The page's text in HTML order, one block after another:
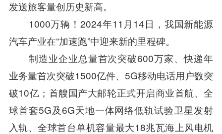
发送旅客量创历史新高。
1000万辆！2024年11月14日，我国新能源
汽车产业在“加速跑”中迎来新的里程碑。
制造业企业总量首次突破600万家、快递年
业务量首次突破1500亿件、5G移动电话用户数突
破10亿；首艘国产大邮轮正式开启商业首航、全
球首套5G及6G天地一体网络低轨试验卫星发射
入轨、全球首台单机容量最大18兆瓦海上风电机